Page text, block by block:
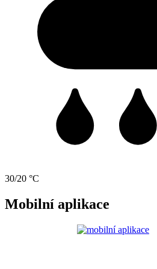
30/20 °C
Mobilní aplikace